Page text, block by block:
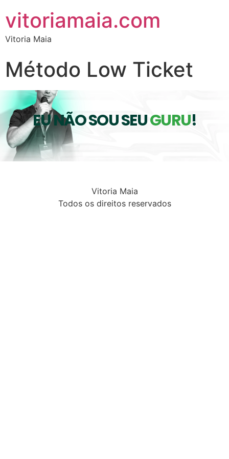
vitoriamaia.com
Vitoria Maia
Método Low Ticket
EU NÃO SOU SEUGURU!
Vitoria Maia
Todos os direitos reservados